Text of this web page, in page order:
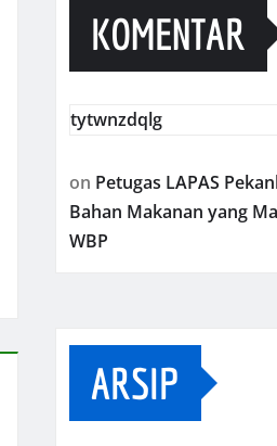
KOMENTAR
tytwnzdqlg
on Petugas LAPAS
Bahan Makanan yang
WBP
ARSIP